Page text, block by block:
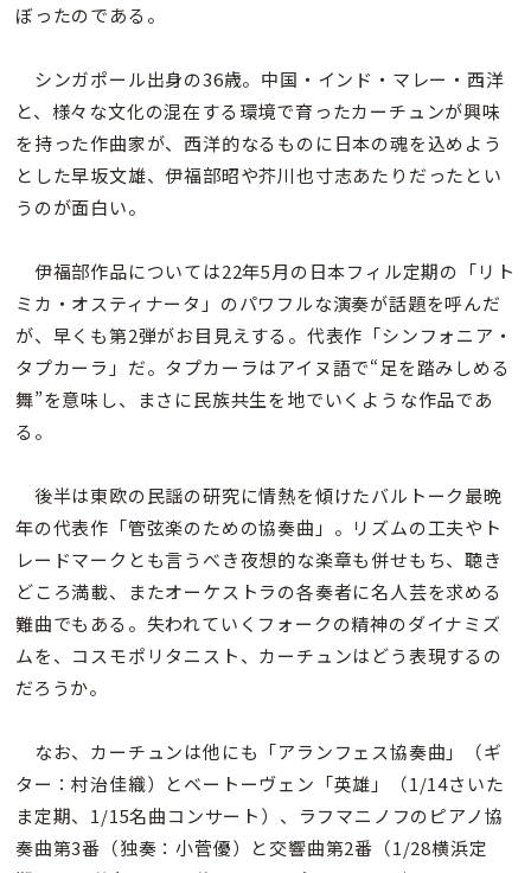
ぼったのである。
シンガポール出身の36歳。中国・インド・マレー・西洋
と、様々な文化の混在する環境で育ったカーチュンが興味
を持った作曲家が、西洋的なるものに日本の魂を込めよう
とした早坂文雄、伊福部昭や芥川也寸志あたりだったとい
うのが面白い。
伊福部作品については22年5月の日本フィル定期の「リト
ミカ・オスティナータ」のパワフルな演奏が話題を呼んだ
が、早くも第2弾がお目見えする。代表作「シンフォニア・
タプカーラ」だ。タプカーラはアイヌ語で“足を踏みしめる
舞”を意味し、まさに民族共生を地でいくような作品であ
る。
後半は東欧の民謡の研究に情熱を傾けたバルトーク最晩
年の代表作「管弦楽のための協奏曲」。リズムの工夫やト
レードマークとも言うべき夜想的な楽章も併せもち、聴き
どころ満載、またオーケストラの各奏者に名人芸を求める
難曲でもある。失われていくフォークの精神のダイナミズ
ムを、コスモポリタニスト、カーチュンはどう表現するの
だろうか。
なお、カーチュンは他にも「アランフェス協奏曲」（ギ
ター：村治佳織）とベートーヴェン「英雄」（1/14さいた
ま定期、1/15名曲コンサート）、ラフマニノフのピアノ協
奏曲第3番（独奏：小菅優）と交響曲第2番（1/28横浜定